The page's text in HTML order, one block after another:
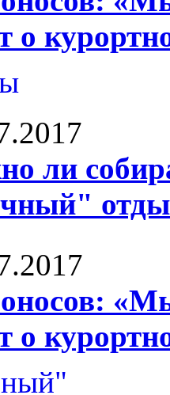
о
ли
о